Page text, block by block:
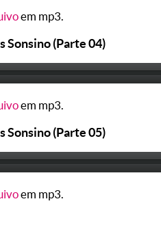
em mp3.
Sonsino (Parte 04)
em mp3.
Sonsino (Parte 05)
em mp3.